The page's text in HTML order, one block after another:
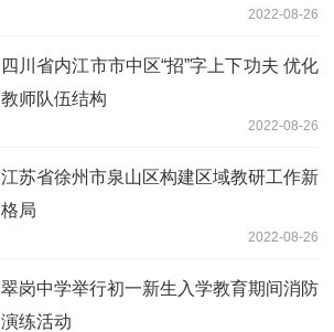
2022-08-26
四川省内江市市中区“招”字上下功夫 优化
教师队伍结构
2022-08-26
江苏省徐州市泉山区构建区域教研工作新
格局
2022-08-26
翠岗中学举行初一新生入学教育期间消防
演练活动